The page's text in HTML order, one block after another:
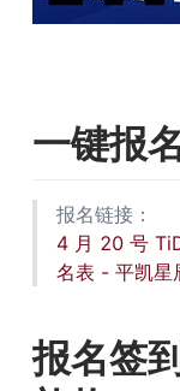
一键报名
报名链接：
4 月 20 号
名表 - 平凯星
报名签